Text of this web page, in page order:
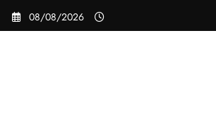
Pular
para
08/08/2026